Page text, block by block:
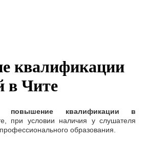
квалификации
в Чите
повышение квалификации в
, при условии наличия у слушателя
образования.